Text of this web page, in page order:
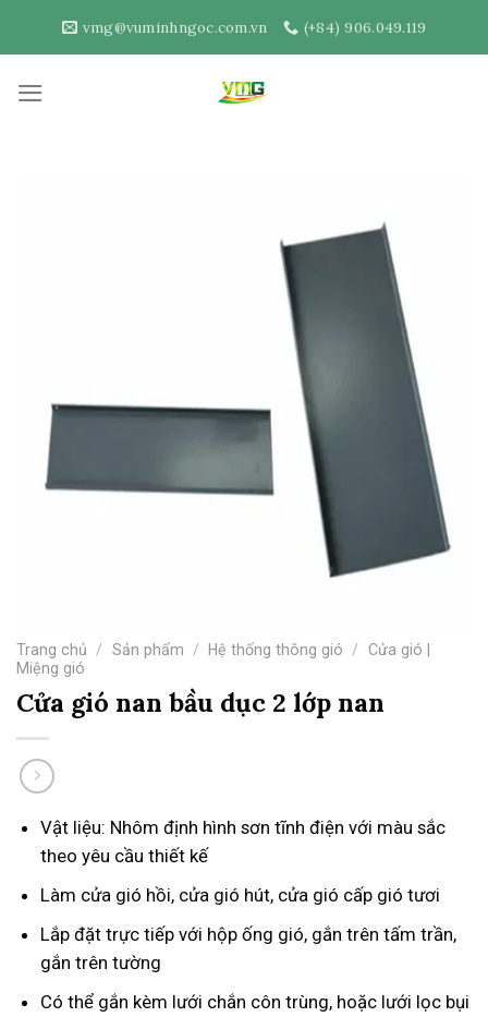
vmg@vuminhngoc.com.vn (+84) 906.049.119
Trang chủ / Sản phẩm / Hệ thống thông gió /
Cửa gió |
Miệng gió
Cửa gió nan bầu dục 2 lớp nan
Vật liệu: Nhôm định hình sơn tĩnh điện với màu sắc
theo yêu cầu thiết kế
Làm cửa gió hồi, cửa gió hút, cửa gió cấp gió tươi
Lắp đặt trực tiếp với hộp ống gió, gắn trên tấm trần,
gắn trên tường
Có thể gắn kèm lưới chắn côn trùng, hoặc lưới lọc bụi